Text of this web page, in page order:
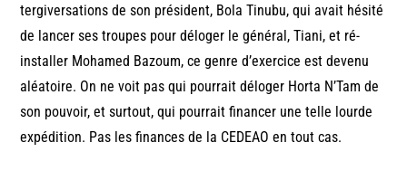
tergiversations de son président, Bola Tinubu, qui avait hésité
de lancer ses troupes pour déloger le général, Tiani, et ré-
installer Mohamed Bazoum, ce genre d’exercice est devenu
aléatoire. On ne voit pas qui pourrait déloger Horta N’Tam de
son pouvoir, et surtout, qui pourrait financer une telle lourde
expédition. Pas les finances de la CEDEAO en tout cas.